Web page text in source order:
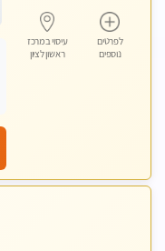
לפרטים
נוספים
עיסוי במרכז
ראשון לציון